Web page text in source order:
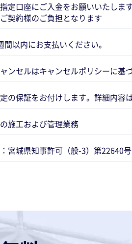
定口座にご入金をお願いいたします
契約様のご負担となります
以内にお支払いください。
ンセルはキャンセルポリシーに基
の保証をお付けします。詳細内容
施工および管理業務
宮城県知事許可（般-3）第22640号